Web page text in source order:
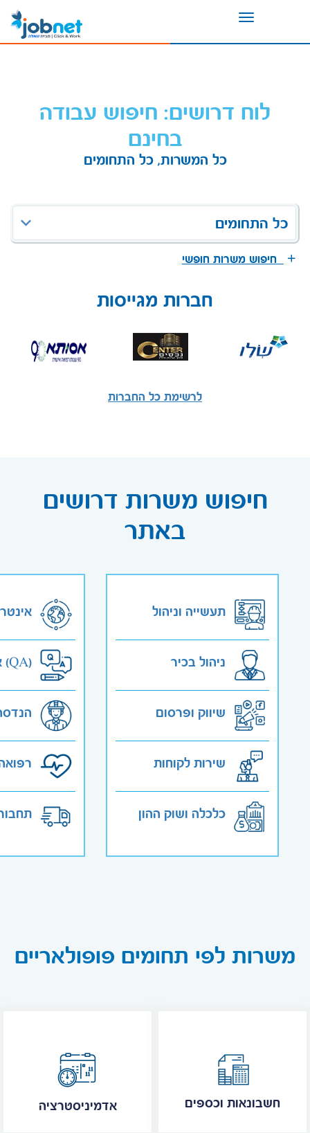
Toggle
לוח דרושים: חיפוש עבודה
בחינם
כל המשרות, כל התחומים
כל התחומים
חיפוש משרות חופשי
חברות מגייסות
לרשימת כל החברות
חיפוש משרות דרושים
באתר
תעשייה וניהול
ניהול בכיר
שיווק ופרסום
שירות לקוחות
כלכלה ושוק ההון
אבטחת איכות (QA)
משרות לפי תחומים פופולאריים
אדמיניסטרציה חשבונאות וכספים